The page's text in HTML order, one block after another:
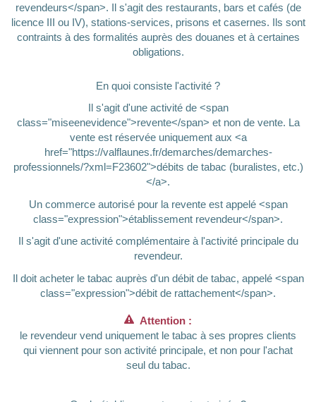
revendeurs</span>. Il s'agit des restaurants, bars et cafés (de
licence III ou IV), stations-services, prisons et casernes. Ils sont
contraints à des formalités auprès des douanes et à certaines
obligations.
En quoi consiste l'activité ?
Il s'agit d'une activité de <span
class="miseenevidence">revente</span> et non de vente. La
vente est réservée uniquement aux <a
href="https://valflaunes.fr/demarches/demarches-
professionnels/?xml=F23602">débits de tabac (buralistes, etc.)
</a>.
Un commerce autorisé pour la revente est appelé <span
class="expression">établissement revendeur</span>.
Il s'agit d'une activité complémentaire à l'activité principale du
revendeur.
Il doit acheter le tabac auprès d'un débit de tabac, appelé <span
class="expression">débit de rattachement</span>.
Attention :
le revendeur vend uniquement le tabac à ses propres clients
qui viennent pour son activité principale, et non pour l'achat
seul du tabac.